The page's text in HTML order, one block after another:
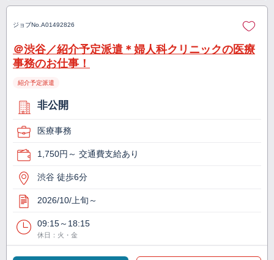
ジョブNo. A01492826
＠渋谷／紹介予定派遣＊婦人科クリニックの医療
事務のお仕事！
紹介予定派遣
非公開
医療事務
1,750円～ 交通費支給あり
渋谷 徒歩6分
2026/10/上旬～
09:15～18:15
休日：火・金